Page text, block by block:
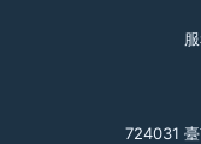
724031